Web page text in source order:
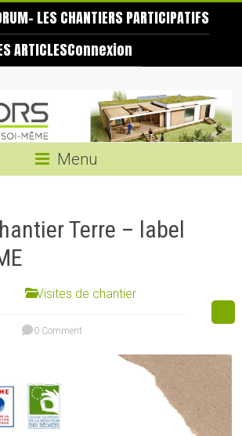
– LES CHANTIERS PARTICIPATIFS
ARTICLESConnexion
Menu
Terre – label
Visites de chantier
0 Comment